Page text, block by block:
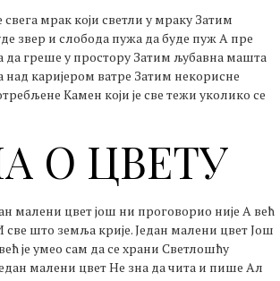
свега мрак који светли у мраку Затим
звер и слобода пужа да буде пуж А пре
да греше у простору Затим љубавна машта
каријером ватре Затим некорисне
Камен који је све тежи уколико се
О ЦВЕТУ
малени цвет још ни проговорио није А већ
све што земља крије. Један малени цвет Још
је умео сам да се храни Светлошћу
малени цвет Не зна да чита и пише Ал